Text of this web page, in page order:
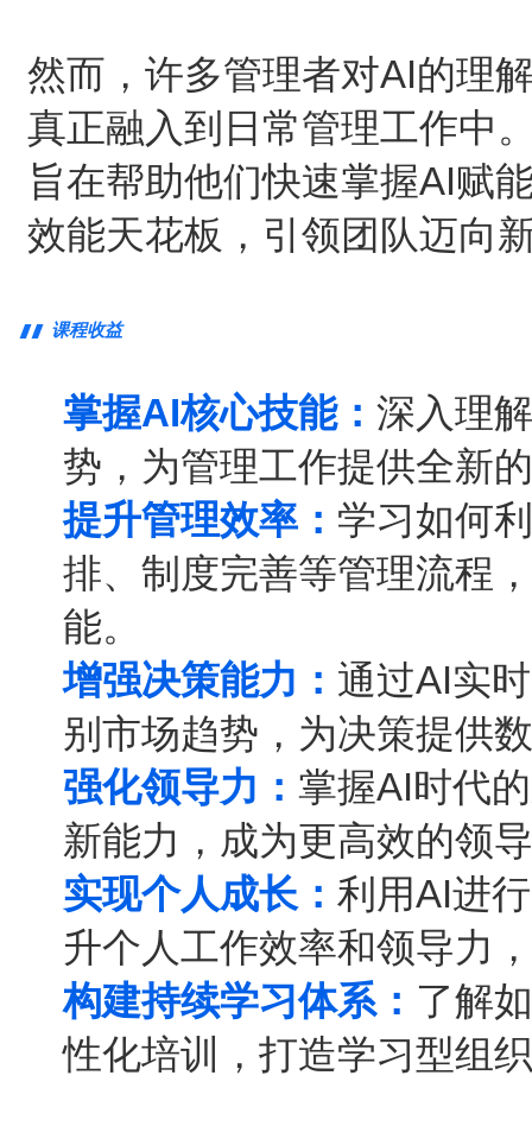
然而，许多管理者对AI的理
真正融入到日常管理工作中
旨在帮助他们快速掌握AI赋
效能天花板，引领团队迈向
课程收益
掌握AI核心技能： 深入理
势，为管理工作提供全新
提升管理效率： 学习如何
排、制度完善等管理流程
能。
增强决策能力： 通过AI实
别市场趋势，为决策提供
强化领导力： 掌握AI时代
新能力，成为更高效的领
实现个人成长： 利用AI进
升个人工作效率和领导力
构建持续学习体系： 了解
性化培训，打造学习型组